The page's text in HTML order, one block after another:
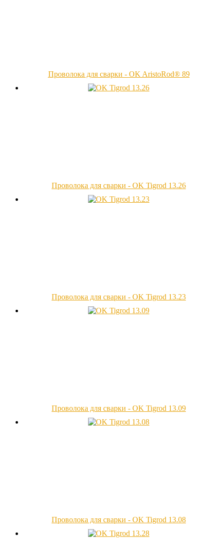
Проволока для сварки - OK AristoRod® 89
Проволока для сварки - OK Tigrod 13.26
Проволока для сварки - OK Tigrod 13.23
Проволока для сварки - OK Tigrod 13.09
Проволока для сварки - OK Tigrod 13.08